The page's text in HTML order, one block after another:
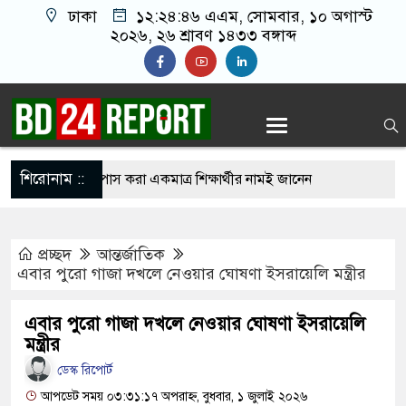
ঢাকা ১২:২৪:৪৭ এএম, সোমবার, ১০ অগাস্ট
২০২৬, ২৬ শ্রাবণ ১৪৩৩ বঙ্গাব্দ
শিরোনাম ::
পরীক্ষার্থী, পাস করা একমাত্র শিক্ষার্থীর নামই জানেন
গেছে ফ্যাসিবাদী সরকার, এখন পুনর্গঠনের পালা:
১৬ বাংলাদেশি নি’হ’ত, চুল কাটতে গিয়ে বেঁচে
প্রচ্ছদ
আন্তর্জাতিক
এবার পুরো গাজা দখলে নেওয়ার ঘোষণা ইসরায়েলি মন্ত্রীর
এবার পুরো গাজা দখলে নেওয়ার ঘোষণা ইসরায়েলি
মন্ত্রীর
ডেস্ক রিপোর্ট
আপডেট সময় ০৩:৩১:১৭ অপরাহ্ন, বুধবার, ১ জুলাই ২০২৬